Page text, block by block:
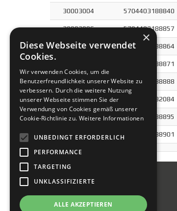
30003004 5704403188840
30003006 5704403188857
30003016 5704403188864
5704403188871
30005004 5704403188888
30005006 5704403182084
30005016 5704403188895
30005125 5704403188901
Kontakt
Taarupparken 13-18
×
Diese Webseite verwendet
Cookies.
Wir verwenden Cookies, um die
Benutzerfreundlichkeit unserer Website zu
verbessern. Durch die weitere Nutzung
unserer Webseite stimmen Sie der
Verwendung von Cookies gemäß unserer
Cookie-Richtlinie zu. Weitere Informationen
UNBEDINGT ERFORDERLICH
PERFORMANCE
TARGETING
UNKLASSIFIZIERTE
ALLE AKZEPTIEREN